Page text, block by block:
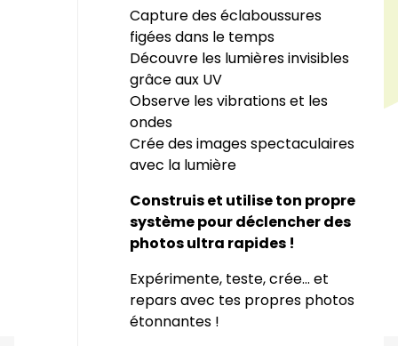
Capture des éclaboussures
figées dans le temps
Découvre les lumières invisibles
grâce aux UV
Observe les vibrations et les
ondes
Crée des images spectaculaires
avec la lumière
Construis et utilise ton propre
système pour déclencher des
photos ultra rapides !
Expérimente, teste, crée… et
repars avec tes propres photos
étonnantes !